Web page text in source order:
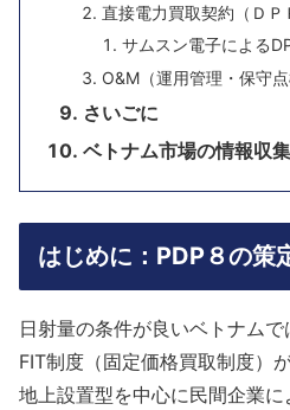
直接電力買取契約（ＤＰ
サムスン電子による
O&M（運用管理・保守点
さいごに
ベトナム市場の情報収
はじめに：PDP８の策
日射量の条件が良いベトナム
FIT制度（固定価格買取制度）
地上設置型を中心に民間企業